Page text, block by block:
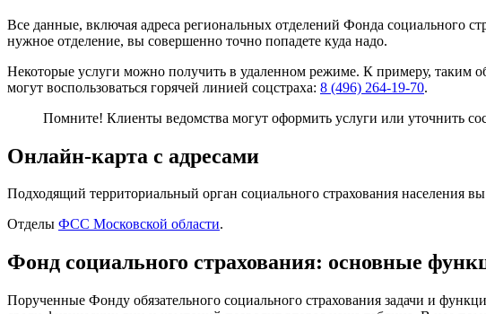
Все данные, включая адреса региональных отделений Фонда социального
нужное отделение, вы совершенно точно попадете куда надо.
Некоторые услуги можно получить в удаленном режиме. К примеру, таким
могут воспользоваться горячей линией соцстраха: 8 (496) 264-19-70.
Помните! Клиенты ведомства могут оформить услуги или уточнить
Онлайн-карта с адресами
Подходящий территориальный орган социального страхования населения
Отделы ФСС Московской области.
Фонд социального страхования: основные
Порученные Фонду обязательного социального страхования задачи и